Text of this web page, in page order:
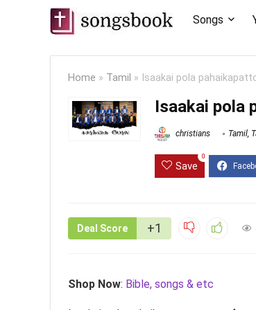
Songs
Home » Tamil » Isaakai pola
Isaakai pola
christians Tamil,
Save
0
Deal Score +1
Shop Now: Bible, songs & etc